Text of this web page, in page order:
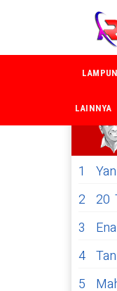
LAINNYA
1
2 20
3
4
5